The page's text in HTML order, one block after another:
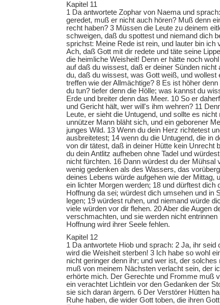
Kapitel 11
1 Da antwortete Zophar von Naema und
geredet, muß er nicht auch hören? Muß denn
recht haben? 3 Müssen die Leute zu deinem
schweigen, daß du spottest und niemand dich
sprichst: Meine Rede ist rein, und lauter bin ich
Ach, daß Gott mit dir redete und täte seine
die heimliche Weisheit! Denn er hätte noch
auf daß du wissest, daß er deiner Sünden nicht
du, daß du wissest, was Gott weiß, und wollest
treffen wie der Allmächtige? 8 Es ist höher
du tun? tiefer denn die Hölle; was kannst du
Erde und breiter denn das Meer. 10 So er
und Gericht hält, wer will's ihm wehren? 11
Leute, er sieht die Untugend, und sollte es
unnützer Mann bläht sich, und ein geborener
junges Wild. 13 Wenn du dein Herz richtetest
ausbreitetest; 14 wenn du die Untugend, die in
von dir tätest, daß in deiner Hütte kein Unrecht
du dein Antlitz aufheben ohne Tadel und
nicht fürchten. 16 Dann würdest du der Mühsal
wenig gedenken als des Wassers, das
deines Lebens würde aufgehen wie der Mittag,
ein lichter Morgen werden; 18 und dürftest dich
Hoffnung da sei; würdest dich umsehen und in
legen; 19 würdest ruhen, und niemand würde
viele würden vor dir flehen. 20 Aber die Augen
verschmachten, und sie werden nicht entrinnen
Hoffnung wird ihrer Seele fehlen.
Kapitel 12
1 Da antwortete Hiob und sprach: 2 Ja, ihr seid
wird die Weisheit sterben! 3 Ich habe so wohl
nicht geringer denn ihr; und wer ist, der
muß von meinem Nächsten verlacht sein, der
erhörte mich. Der Gerechte und Fromme muß
ein verachtet Lichtlein vor den Gedanken der
sie sich daran ärgern. 6 Der Verstörer Hütten
Ruhe haben, die wider Gott toben, die ihren